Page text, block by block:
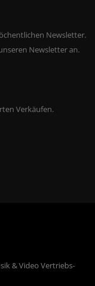
Newsletter.
Newsletter an.
Verkäufen.
& Video Vertriebs-